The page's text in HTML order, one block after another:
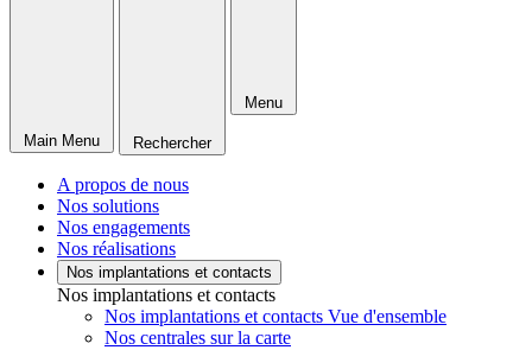
Main Menu Rechercher
Menu
A propos de nous
Nos solutions
Nos engagements
Nos réalisations
Nos implantations et contacts
Nos implantations et contacts
Nos implantations et contacts Vue d'ensemble
Nos centrales sur la carte